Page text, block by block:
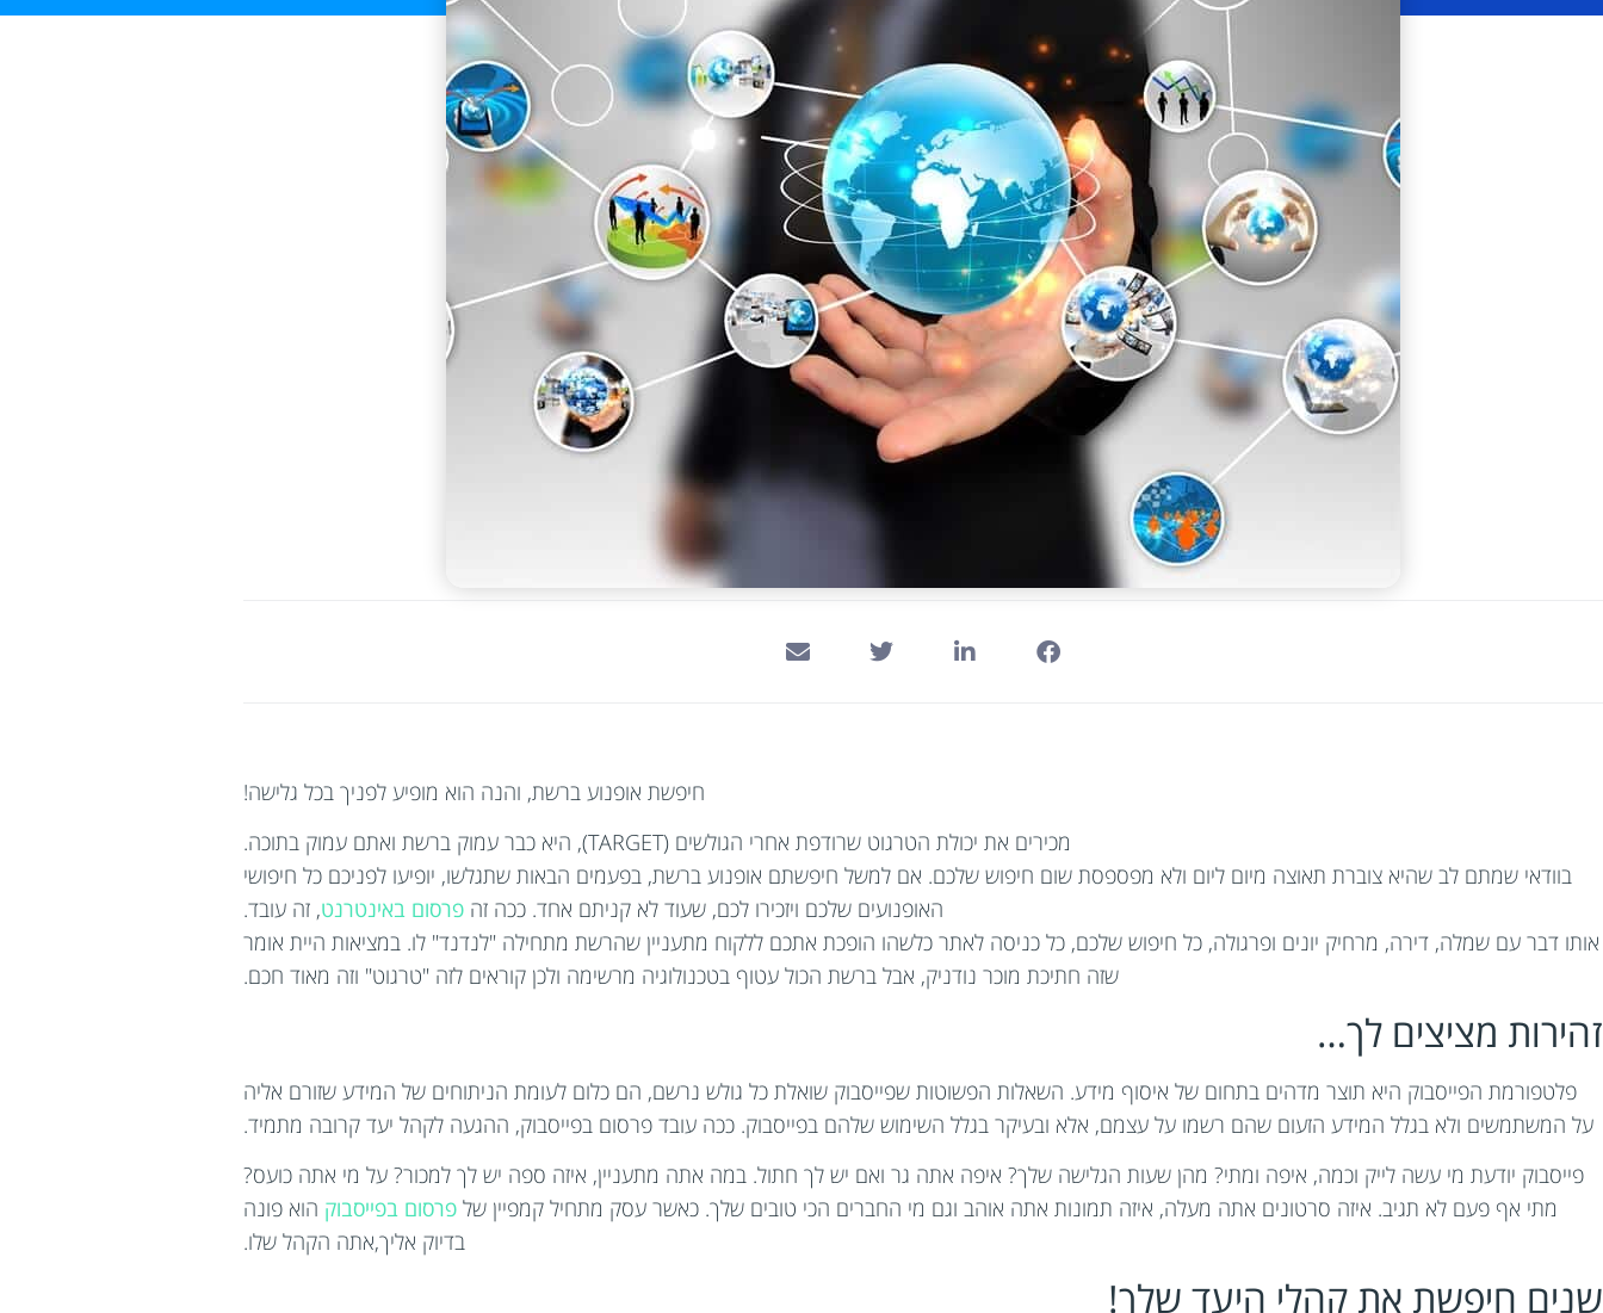
חיפשת אופנוע ברשת, והנה הוא מופיע לפניך בכל גלישה!
מכירים את יכולת הטרגוט שרודפת אחרי הגולשים (TARGET), היא כבר עמוק ברשת ואתם עמוק בתוכה.
בוודאי שמתם לב שהיא צוברת תאוצה מיום ליום ולא מפספסת שום חיפוש שלכם. אם למשל חיפשתם אופנוע ברשת, בפעמים הבאות שתגלשו, יופיעו לפניכם כל חיפושי
האופנועים שלכם ויזכירו לכם, שעוד לא קניתם אחד. ככה זה פרסום באינטרנט, זה עובד.
אותו דבר עם שמלה, דירה, מרחיק יונים ופרגולה, כל חיפוש שלכם, כל כניסה לאתר כלשהו הופכת אתכם ללקוח מתעניין שהרשת מתחילה "לנדנד" לו. במציאות היית אומר
שזה חתיכת מוכר נודניק, אבל ברשת הכול עטוף בטכנולוגיה מרשימה ולכן קוראים לזה "טרגוט" וזה מאוד חכם.
זהירות מציצים לך…
פלטפורמת הפייסבוק היא תוצר מדהים בתחום של איסוף מידע. השאלות הפשוטות שפייסבוק שואלת כל גולש נרשם, הם כלום לעומת הניתוחים של המידע שזורם אליה
על המשתמשים ולא בגלל המידע הזעום שהם רשמו על עצמם, אלא ובעיקר בגלל השימוש שלהם בפייסבוק. ככה עובד פרסום בפייסבוק, ההגעה לקהל יעד קרובה מתמיד.
פייסבוק יודעת מי עשה לייק וכמה, איפה ומתי? מהן שעות הגלישה שלך? איפה אתה גר ואם יש לך חתול. במה אתה מתעניין, איזה ספה יש לך למכור? על מי אתה כועס?
מתי אף פעם לא תגיב. איזה סרטונים אתה מעלה, איזה תמונות אתה אוהב וגם מי החברים הכי טובים שלך. כאשר עסק מתחיל קמפיין של פרסום בפייסבוק הוא פונה
בדיוק אליך,אתה הקהל שלו.
שנים חיפשת את קהלי היעד שלך!